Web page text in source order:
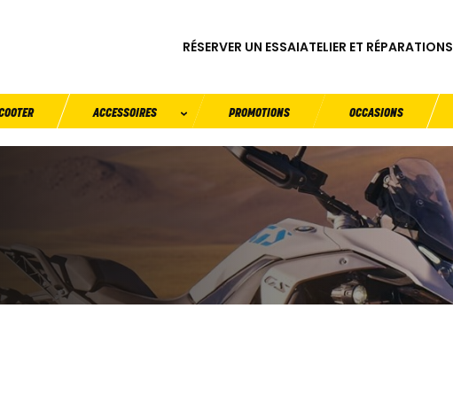
RÉSERVER UN ESSAIATELIER ET RÉPARATIONS
ACCESSOIRES PROMOTIONS OCCASIONS